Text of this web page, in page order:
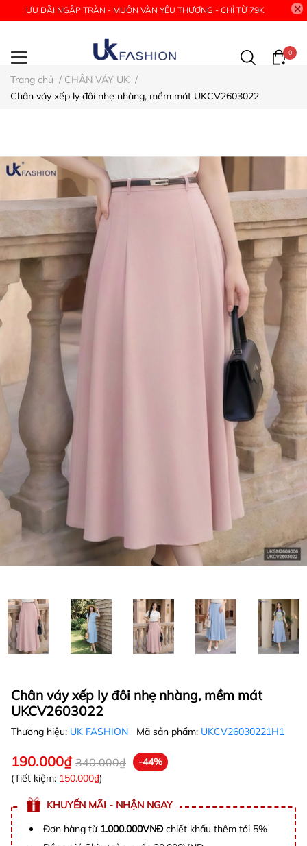
ƯU ĐÃI NGẬP TRÀN - MUÔN VÀN YÊU THƯƠNG - CHỈ TỪ 79K
0
Trang chủ / CHÂN VÁY UK /
Chân váy xếp ly đôi nhẹ nhàng, mềm mát UKCV2603022
Chân váy xếp ly đôi nhẹ nhàng, mềm mát
UKCV2603022
Thương hiệu: UK FASHION Mã sản phẩm: UKCV26030221H1
190.000₫ 340.000₫
-44%
(Tiết kiệm: 150.000₫)
KHUYẾN MÃI - NHẬN NGAY
Đơn hàng từ 1.000.000VNĐchiết khấu thêm tới 5%